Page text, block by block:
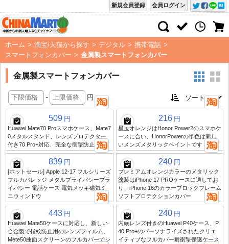
会員ログイン
新規会員登録
ホーム > 淘宝/天猫から探す > デジタル > 携帯電話 >
スマートフォンカバー > 金属製スマートフォンカバー
金属製スマートフォンカバー
- 円
509 円
Huawei Mate70 Proスマホケース、Mate7
0メタルスタンド、レンズプロテクター
付き70 Pro+対応、完全な衝撃防止機能
216 円
星玉オレンジはHonor Power2のスマホケ
ースに合い、HonorPowerの単色は新し
いメンズメタリックペイントです
839 円
[ホットセール] Apple 12-17 フルシリーズ
フルカバレッジ メタルプライバシープラ
イバシー 電話ケース 電気メッキ磁気ミ
ニウィンドウ
240 円
プレミアムオレンジカラーのメタリック
塗装はiPhone 17 PROケースに適してお
り、iPhone 16のカラーブロックフレーム
ソフトプロテクションカバー
443 円
Huawei Mate50ケースに対応し、新しい
合金製で指紋防止用のレンズフィルム、
Mete50曲面スクリーンのフルカバーでシ
240 円
内蔵レンズ付きのHuawei P40ケース、P
40 Pro+のパーソナライズされたクリエ
イティブなフルカバー耐衝撃保護ケース